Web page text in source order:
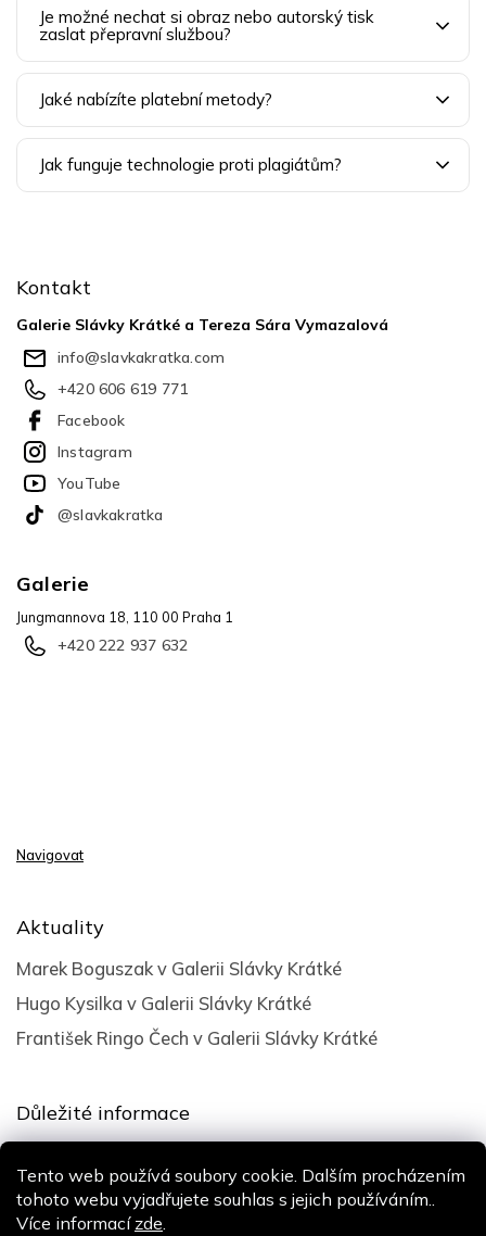
Tento web používá soubory cookie. Dalším procházením
tohoto webu vyjadřujete souhlas s jejich používáním..
Více informací zde.
Je možné nechat si obraz nebo autorský tisk
zaslat přepravní službou?
Jaké nabízíte platební metody?
Jak funguje technologie proti plagiátům?
Kontakt
Galerie Slávky Krátké a Tereza Sára Vymazalová
info@slavkakratka.com
+420 606 619 771
Facebook
Instagram
YouTube
@slavkakratka
Galerie
Jungmannova 18, 110 00 Praha 1
+420 222 937 632
Navigovat
Aktuality
Marek Boguszak v Galerii Slávky Krátké
Hugo Kysilka v Galerii Slávky Krátké
František Ringo Čech v Galerii Slávky Krátké
Důležité informace
Podmínky ochrany osobních údajů